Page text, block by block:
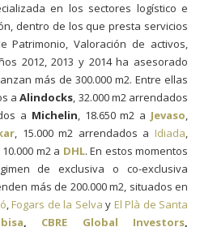
en los sectores logístico e
dentro de los que presta servicios
Patrimonio, Valoración de activos,
2012, 2013 y 2014 ha asesorado
más de 300.000 m2. Entre ellas
aAlindocks, 32.000 m2 arrendados
a Michelin, 18.650 m2 a Jevaso,
, 15.000 m2 arrendados a Idiada,
m2 a DHL. En estos momentos
de exclusiva o co-exclusiva
más de 200.000 m2, situados en
, Fogars de la Selva y El Plà de Santa
, CBRE Global Investors,